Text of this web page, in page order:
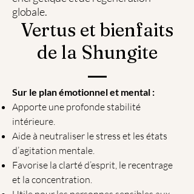
globale.
Vertus et bienfaits
de la Shungite
Sur le plan émotionnel et mental :
Apporte une profonde stabilité
intérieure.
Aide à neutraliser le stress et les états
d’agitation mentale.
Favorise la clarté d’esprit, le recentrage
et la concentration.